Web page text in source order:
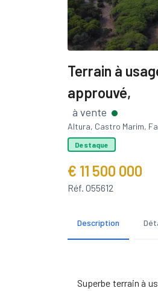
Terrain à
approuvé,
à vente
Altura, Castro Marim,
Destaque
€ 11 500 000
Réf. 055612
Description
Superbe terrain à